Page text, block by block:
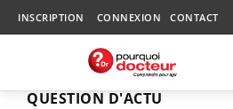
INSCRIPTION CONNEXION CONTACT
QUESTION D'ACTU